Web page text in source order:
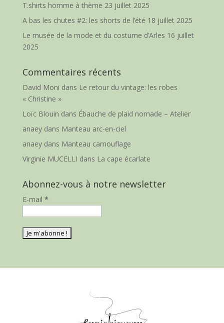
T.shirts homme à thème 23 juillet 2025
A bas les chutes #2: les shorts de l’été 18 juillet 2025
Le musée de la mode et du costume d’Arles 16 juillet
2025
Commentaires récents
David Moni dans Le retour du vintage: les robes
« Christine »
Loïc Blouin dans Ébauche de plaid nomade – Atelier
anaeydans Manteau arc-en-ciel
anaeydans Manteau camouflage
Virginie MUCELLI dans La cape écarlate
Abonnez-vous à notre newsletter
E-mail *